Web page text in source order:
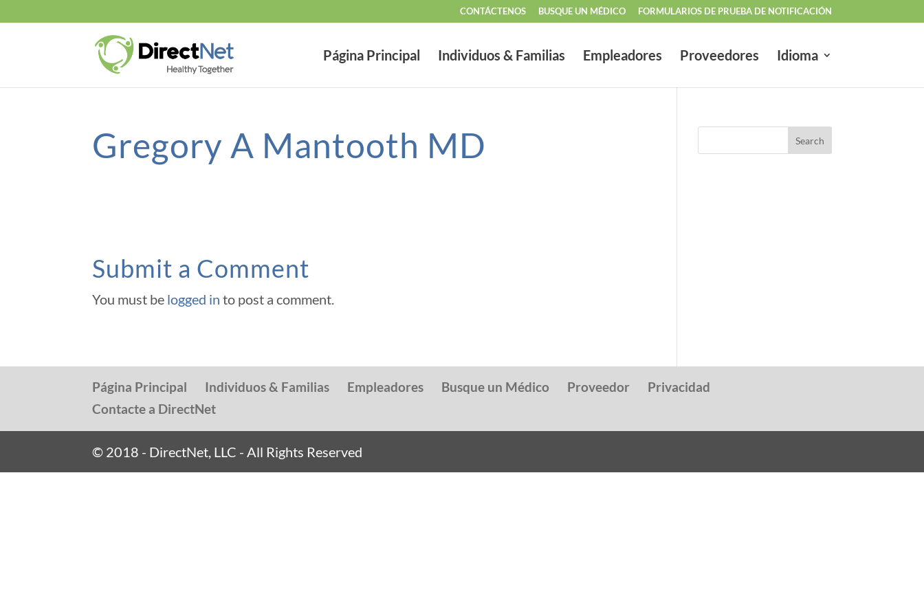
CONTÁCTENOS BUSQUE UN MÉDICO FORMULARIOS DE PRUEBA DE NOTIFICACIÓN
Página Principal Individuos & Familias Empleadores Proveedores Idioma
Gregory A Mantooth MD
Submit a Comment
You must be logged in to post a comment.
Página Principal Individuos & Familias Empleadores Busque un Médico Proveedor
Privacidad
Contacte a DirectNet
© 2018 - DirectNet, LLC - All Rights Reserved